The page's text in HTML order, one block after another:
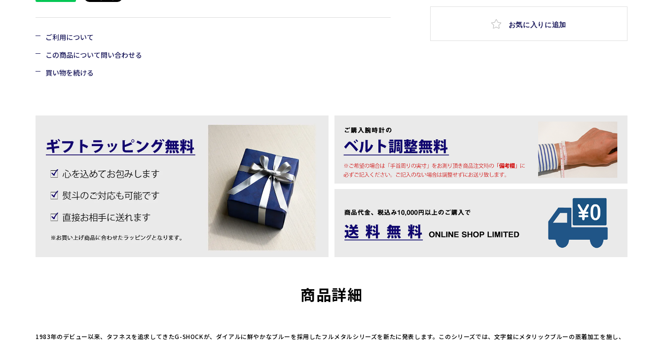
ご利用について
この商品について問い合わせる
買い物を続ける
お気に入りに追加
商品詳細
1983年のデビュー以来、タフネスを追求してきたG-SHOCKが、ダイアルに鮮やかなブルーを採用したフルメタルシリーズを新たに発表します。このシリーズでは、文字盤にメタリックブルーの蒸着加工を施し、